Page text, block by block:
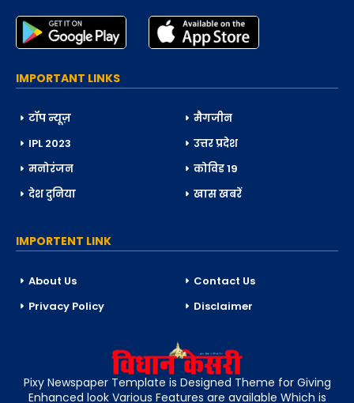
IMPORTANT LINKS
टॉप न्यूज़
मैगजीन
IPL 2023
उत्तर प्रदेश
मनोरंजन
कोविड 19
देश दुनिया
खास खबरें
IMPORTENT LINK
About Us
Contact Us
Privacy Policy
Disclaimer
Pixy Newspaper Template is Designed Theme for Giving
Enhanced look Various Features are available Which is